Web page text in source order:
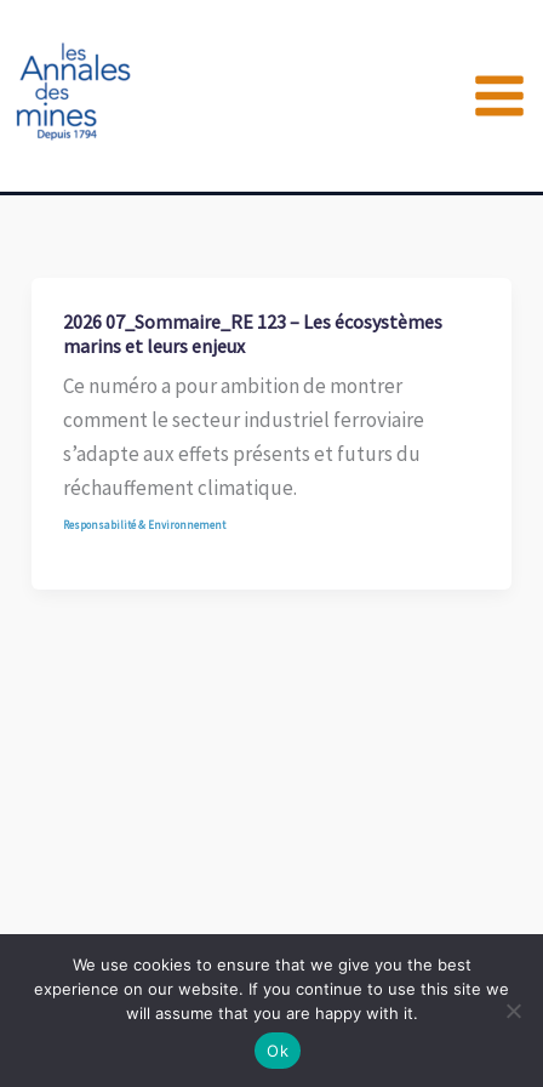
contenu
2026 07_Sommaire_RE 123 – Les écosystèmes
marins et leurs enjeux
Ce numéro a pour ambition de montrer
comment le secteur industriel ferroviaire
s’adapte aux effets présents et futurs du
réchauffement climatique.
Responsabilité & Environnement
Copyright © 2026 LES ANNALES DES MINES | Powered by Thème WordPress Astra
We use cookies to ensure that we give you the best
experience on our website. If you continue to use this site we
will assume that you are happy with it.
Ok